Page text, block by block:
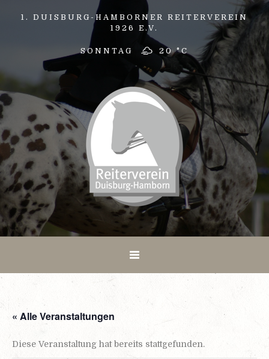
1. DUISBURG-HAMBORNER REITERVEREIN
1926 E.V.
SONNTAG 20 °C
« Alle Veranstaltungen
Diese Veranstaltung hat bereits stattgefunden.